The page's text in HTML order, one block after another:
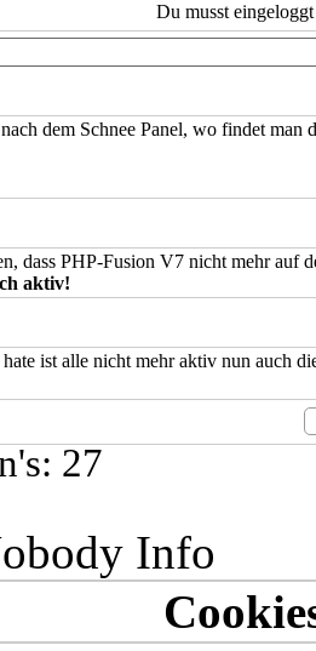
Du musst
dem Schnee Panel, wo findet man
dass PHP-Fusion V7 nicht mehr auf
aktiv!
ist alle nicht mehr aktiv nun auch
27
Info